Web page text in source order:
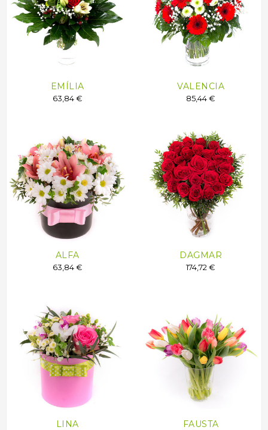
EMÍLIA
63,84 €
VALENCIA
85,44 €
ALFA
63,84 €
DAGMAR
174,72 €
LINA FAUSTA